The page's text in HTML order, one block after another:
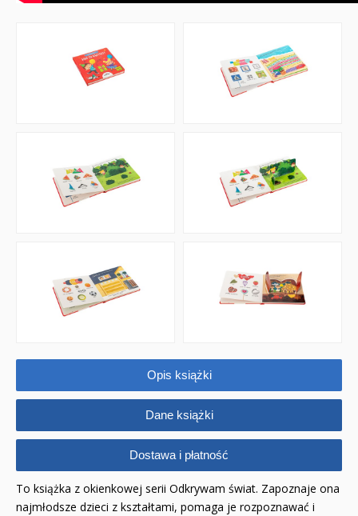
Opis książki
Dane książki
Dostawa i płatność
To książka z okienkowej serii Odkrywam świat. Zapoznaje ona
najmłodsze dzieci z kształtami, pomaga je rozpoznawać i